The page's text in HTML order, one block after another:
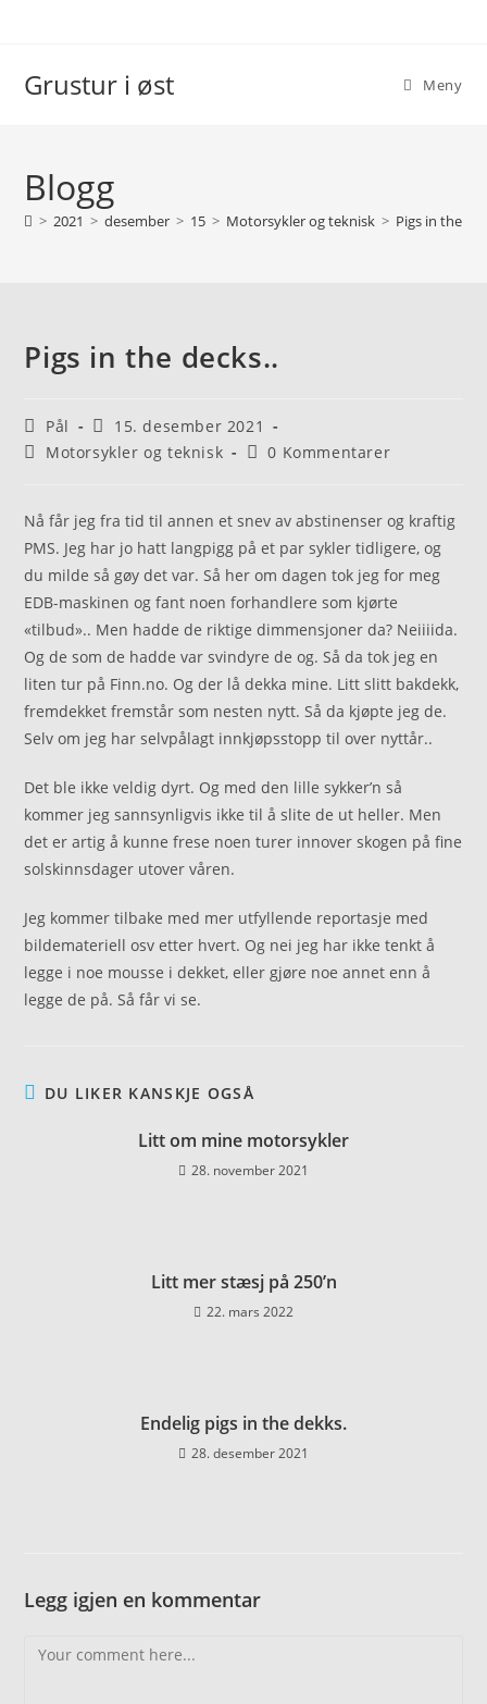
Grustur i øst Meny
Blogg
> 2021 > desember > 15 > Motorsykler og teknisk > Pigs in the
Pigs in the decks..
Pål
15. desember 2021
Motorsykler og teknisk
0 Kommentarer
Nå får jeg fra tid til annen et snev av abstinenser og kraftig
PMS. Jeg har jo hatt langpigg på et par sykler tidligere, og
du milde så gøy det var. Så her om dagen tok jeg for meg
EDB-maskinen og fant noen forhandlere som kjørte
«tilbud».. Men hadde de riktige dimmensjoner da? Neiiiida.
Og de som de hadde var svindyre de og. Så da tok jeg en
liten tur på Finn.no. Og der lå dekka mine. Litt slitt bakdekk,
fremdekket fremstår som nesten nytt. Så da kjøpte jeg de.
Selv om jeg har selvpålagt innkjøpsstopp til over nyttår..
Det ble ikke veldig dyrt. Og med den lille sykker’n så
kommer jeg sannsynligvis ikke til å slite de ut heller. Men
det er artig å kunne frese noen turer innover skogen på fine
solskinnsdager utover våren.
Jeg kommer tilbake med mer utfyllende reportasje med
bildemateriell osv etter hvert. Og nei jeg har ikke tenkt å
legge i noe mousse i dekket, eller gjøre noe annet enn å
legge de på. Så får vi se.
DU LIKER KANSKJE OGSÅ
Litt om mine motorsykler
28. november 2021
Litt mer stæsj på 250’n
22. mars 2022
Endelig pigs in the dekks.
28. desember 2021
Legg igjen en kommentar